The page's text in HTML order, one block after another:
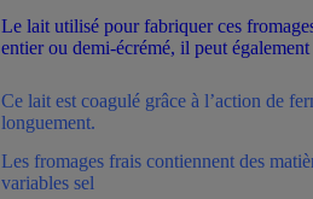
Le lait utilisé pour fabriquer ces
entier ou demi-écrémé, il peut
Ce lait est coagulé grâce à l’action de
longuement.
Les fromages frais contiennent des
variables sel